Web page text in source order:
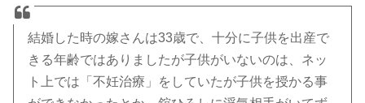
結婚した時の嫁さんは33歳で、十分に子供を出産で
きる年齢ではありましたが子供がいないのは、ネッ
ト上では「不妊治療」をしていたが子供を授かる事